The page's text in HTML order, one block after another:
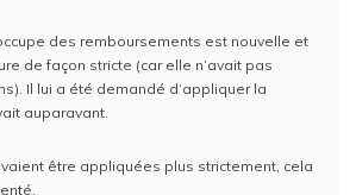
des remboursements est nouvelle et
de façon stricte (car elle n’avait pas
Il lui a été demandé d’appliquer la
auparavant.
être appliquées plus strictement, cela